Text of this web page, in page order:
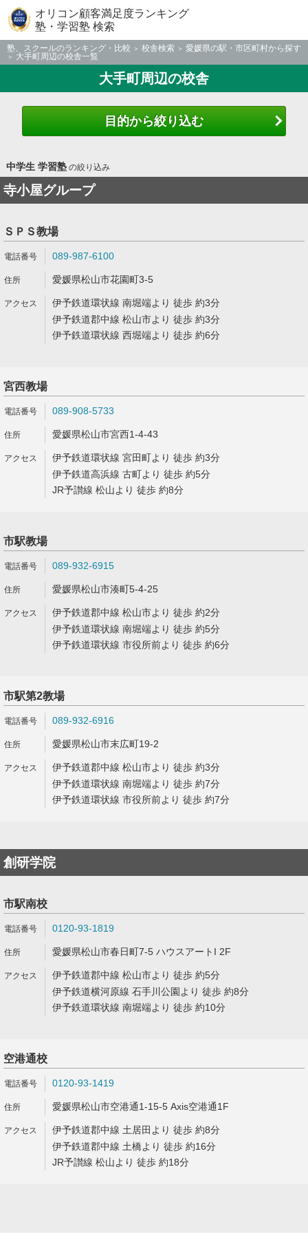
オリコン顧客満足度ランキング
塾・学習塾 検索
塾、スクールのランキング・比較 校舎検索
愛媛県の駅・市区町村から探す
大手町周辺の校舎一覧
大手町周辺の校舎
目的から絞り込む
中学生 学習塾の絞り込み
寺小屋グループ
ＳＰＳ教場
089-987-6100
愛媛県松山市花園町3-5
伊予鉄道環状線 南堀端より 徒歩 約3分
伊予鉄道郡中線 松山市より 徒歩 約3分
伊予鉄道環状線 西堀端より 徒歩 約6分
宮西教場
089-908-5733
愛媛県松山市宮西1-4-43
伊予鉄道環状線 宮田町より 徒歩 約3分
伊予鉄道高浜線 古町より 徒歩 約5分
JR予讃線 松山より 徒歩 約8分
市駅教場
089-932-6915
愛媛県松山市湊町5-4-25
伊予鉄道郡中線 松山市より 徒歩 約2分
伊予鉄道環状線 南堀端より 徒歩 約5分
伊予鉄道環状線 市役所前より 徒歩 約6分
市駅第2教場
089-932-6916
愛媛県松山市末広町19-2
伊予鉄道郡中線 松山市より 徒歩 約3分
伊予鉄道環状線 南堀端より 徒歩 約7分
伊予鉄道環状線 市役所前より 徒歩 約7分
創研学院
市駅南校
0120-93-1819
愛媛県松山市春日町7-5 ハウスアートI 2F
伊予鉄道郡中線 松山市より 徒歩 約5分
伊予鉄道横河原線 石手川公園より 徒歩 約8分
伊予鉄道環状線 南堀端より 徒歩 約10分
空港通校
0120-93-1419
愛媛県松山市空港通1-15-5 Axis空港通1F
伊予鉄道郡中線 土居田より 徒歩 約8分
伊予鉄道郡中線 土橋より 徒歩 約16分
JR予讃線 松山より 徒歩 約18分